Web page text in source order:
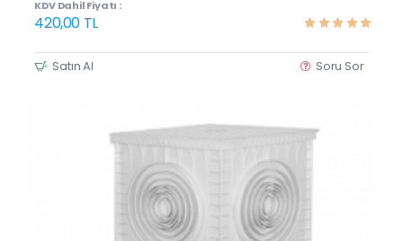
KDV Dahil Fiyatı :
420,00 TL
Satın Al Soru Sor